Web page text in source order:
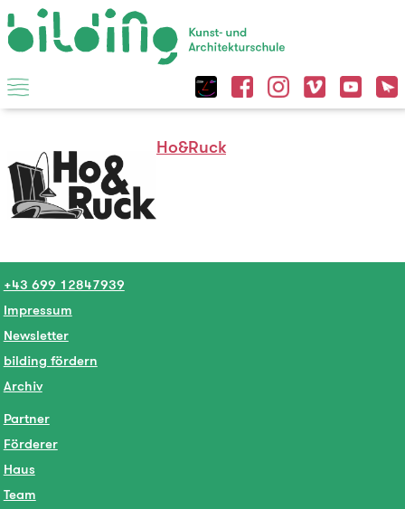
Ho&Ruck
+43 699 12847939
Impressum
Newsletter
bilding fördern
Archiv
Partner
Förderer
Haus
Team